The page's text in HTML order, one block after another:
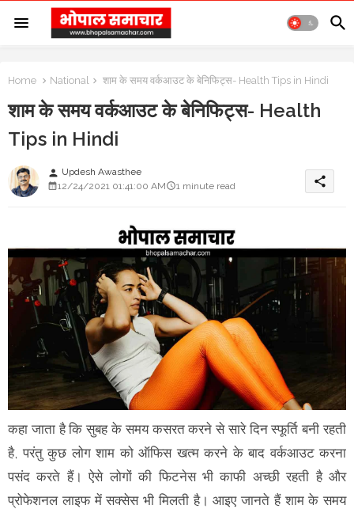
Home National शाम के समय वर्कआउट के बेनिफिट्स- Health Tips in Hindi
शाम के समय वर्कआउट के बेनिफिट्स- Health
Tips in Hindi
person Updesh Awasthee
12/24/2021 01:41:00 AM
1 minute read share
कहा जाता है कि सुबह के समय कसरत करने से सारे दिन स्फूर्ति बनी रहती
है, परंतु कुछ लोग शाम को ऑफिस खत्म करने के बाद वर्कआउट करना
पसंद करते हैं। ऐसे लोगों की फिटनेस भी काफी अच्छी रहती है और
प्रोफेशनल लाइफ में सक्सेस भी मिलती है। आइए जानते हैं शाम के समय